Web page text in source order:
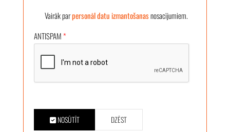
Vairāk parpersonāl datu izmantošanasnosacījumiem.
ANTISPAM*
NOSŪTĪT DZĒST